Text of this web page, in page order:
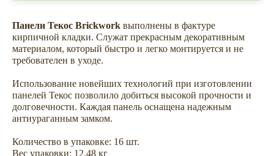
Панели Текос Brickwork выполнены в фактуре
кирпичной кладки. Служат прекрасным декоративным
материалом, который быстро и легко монтируется и не
требователен в уходе.
Использование новейших технологий при изготовлении
панелей Текос позволило добиться высокой прочности и
долговечности. Каждая панель оснащена надежным
антиураганным замком.
Количество в упаковке: 16 шт.
Вес упаковки: 12,48 кг